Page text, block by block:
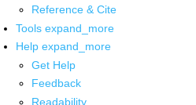
Reference & Cite
Tools expand_more
Help expand_more
Get Help
Feedback
Readability